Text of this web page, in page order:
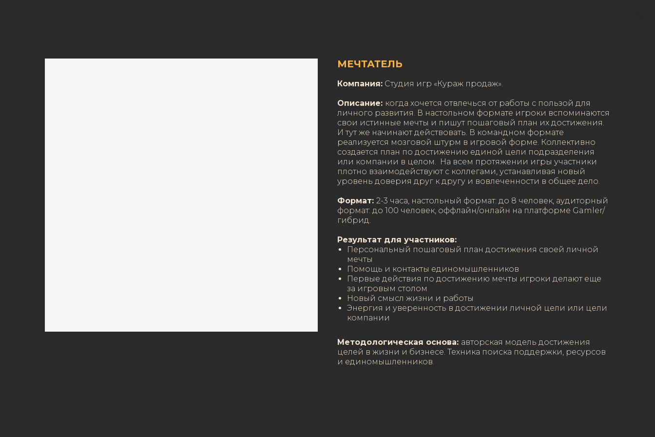
МЕЧТАТЕЛЬ
Компания: Студия игр «Кураж продаж».
Описание: когда хочется отвлечься от работы с пользой для
личного развития. В настольном формате игроки вспоминаются
свои истинные мечты и пишут пошаговый план их достижения.
И тут же начинают действовать. В командном формате
реализуется мозговой штурм в игровой форме. Коллективно
создается план по достижению единой цели подразделения
или компании в целом. На всем протяжении игры участники
плотно взаимодействуют с коллегами, устанавливая новый
уровень доверия друг к другу и вовлеченности в общее дело.
Формат: 2-3 часа, настольный формат: до 8 человек, аудиторный
формат: до 100 человек, оффлайн/онлайн на платформе Gamler/
гибрид.
Результат для участников:
Персональный пошаговый план достижения своей личной
мечты
Помощь и контакты единомышленников
Первые действия по достижению мечты игроки делают еще
за игровым столом
Новый смысл жизни и работы
Энергия и уверенность в достижении личной цели или цели
компании
Методологическая основа: авторская модель достижения
целей в жизни и бизнесе. Техника поиска поддержки, ресурсов
и единомышленников.